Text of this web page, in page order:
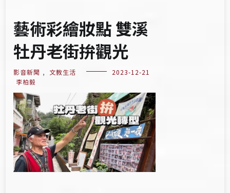
藝術彩繪妝點 雙溪
牡丹老街拚觀光
影音新聞 , 文教生活
2023-12-21
李柏毅